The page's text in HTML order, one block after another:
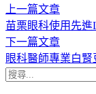
者:
文
章
導
覽
上一篇文章下
一
篇
文
苗栗眼科使用先
下一篇文章下
一
眼科醫師專業白
搜